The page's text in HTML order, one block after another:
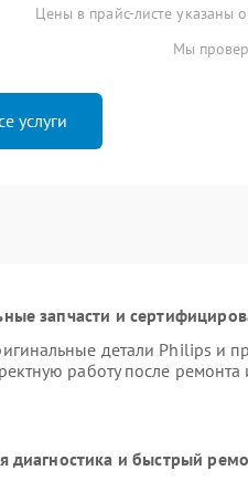
Цены в прайс-листе указаны
Мы
услуги
запчасти и
детали Philips и
работу после
диагностика и быстрый